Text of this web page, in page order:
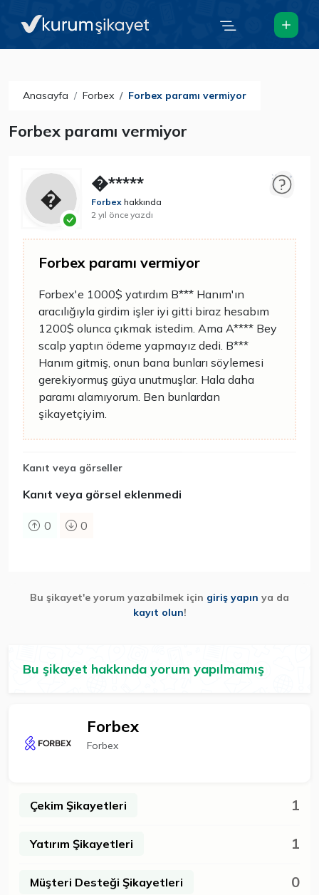
Anasayfa Forbex Forbex paramı vermiyor
Forbex paramı vermiyor
�*****
Forbex hakkında
2 yıl önce yazdı
Forbex paramı vermiyor
Forbex'e 1000$ yatırdım B*** Hanım'ın
aracılığıyla girdim işler iyi gitti biraz hesabım
1200$ olunca çıkmak istedim. Ama A**** Bey
scalp yaptın ödeme yapmayız dedi. B***
Hanım gitmiş, onun bana bunları söylemesi
gerekiyormuş güya unutmuşlar. Hala daha
paramı alamıyorum. Ben bunlardan
şikayetçiyim.
Kanıt veya görseller
Kanıt veya görsel eklenmedi
0 0
Bu şikayet'e yorum yazabilmek için giriş yapın ya da
kayıt olun!
Bu şikayet hakkında yorum yapılmamış
Forbex
Forbex
Çekim Şikayetleri 1
Yatırım Şikayetleri 1
Müşteri Desteği Şikayetleri 0